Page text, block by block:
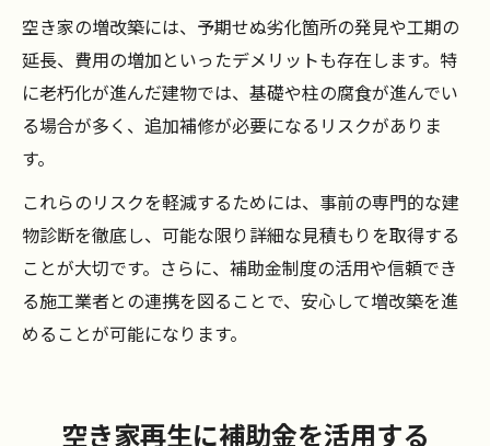
ーム
空き家リフォーム費用の内訳と賢い見直し
方
空き家増改築で長期快適に住むポイントま
空き家の増改築には、予期せぬ劣化箇所の発見や工期の
延長、費用の増加といったデメリットも存在します。特
に老朽化が進んだ建物では、基礎や柱の腐食が進んでい
る場合が多く、追加補修が必要になるリスクがありま
す。
これらのリスクを軽減するためには、事前の専門的な建
物診断を徹底し、可能な限り詳細な見積もりを取得する
ことが大切です。さらに、補助金制度の活用や信頼でき
る施工業者との連携を図ることで、安心して増改築を進
めることが可能になります。
空き家再生に補助金を活用する